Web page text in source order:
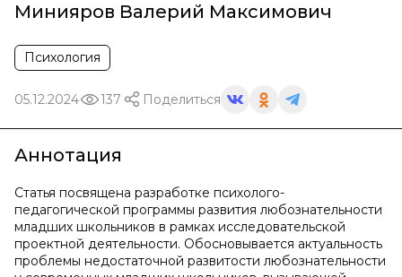
Минияров Валерий Максимович
Психология
05.12.2024 137 Поделиться
Аннотация
Статья посвящена разработке психолого-
педагогической программы развития любознательности
младших школьников в рамках исследовательской
проектной деятельности. Обосновывается актуальность
проблемы недостаточной развитости любознательности